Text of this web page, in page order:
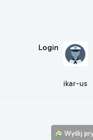
Login
ikar-us
Wyślij